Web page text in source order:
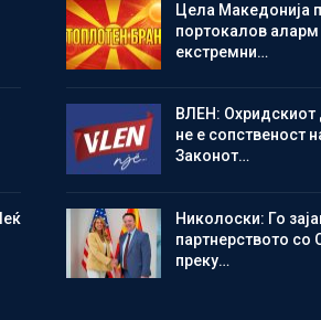
Цела Македонија
портокалов
екстремни…
ВЛЕН: Охридскиот
не е сопственост
Законот…
Николоски: Го
партнерството со
преку…